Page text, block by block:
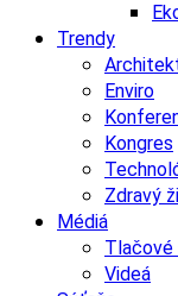
Trendy
Enviro
Kongres
Zdravý
Médiá
Tlačové
Videá